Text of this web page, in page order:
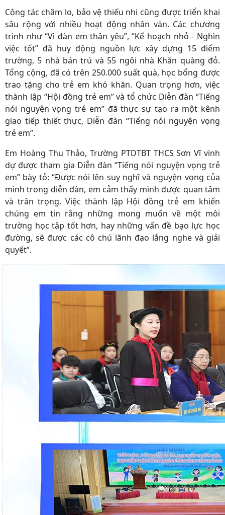
Công tác chăm lo, bảo vệ thiếu nhi cũng được triển khai
sâu rộng với nhiều hoạt động nhân văn. Các chương
trình như “Vì đàn em thân yêu”, “Kế hoạch nhỏ - Nghìn
việc tốt” đã huy động nguồn lực xây dựng 15 điểm
trường, 5 nhà bán trú và 55 ngôi nhà Khăn quàng đỏ.
Tổng cộng, đã có trên 250.000 suất quà, học bổng được
trao tặng cho trẻ em khó khăn. Quan trọng hơn, việc
thành lập “Hội đồng trẻ em” và tổ chức Diễn đàn “Tiếng
nói nguyện vọng trẻ em” đã thực sự tạo ra một kênh
giao tiếp thiết thực, Diễn đàn “Tiếng nói nguyện vọng
trẻ em”.
Em Hoàng Thu Thảo, Trường PTDTBT THCS Sơn Vĩ vinh
dự được tham gia Diễn đàn “Tiếng nói nguyện vọng trẻ
em” bày tỏ: “Được nói lên suy nghĩ và nguyện vọng của
mình trong diễn đàn, em cảm thấy mình được quan tâm
và trân trọng. Việc thành lập Hội đồng trẻ em khiến
chúng em tin rằng những mong muốn về một môi
trường học tập tốt hơn, hay những vấn đề bạo lực học
đường, sẽ được các cô chú lãnh đạo lắng nghe và giải
quyết”.